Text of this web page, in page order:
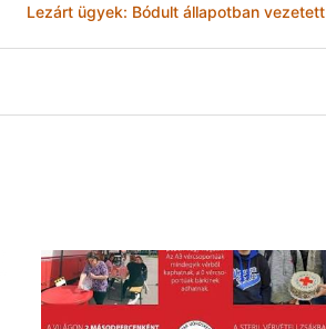
Lezárt ügyek: Bódult állapotban vezetett